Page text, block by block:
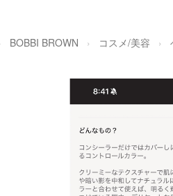
BOBBI BROWN コスメ/美容